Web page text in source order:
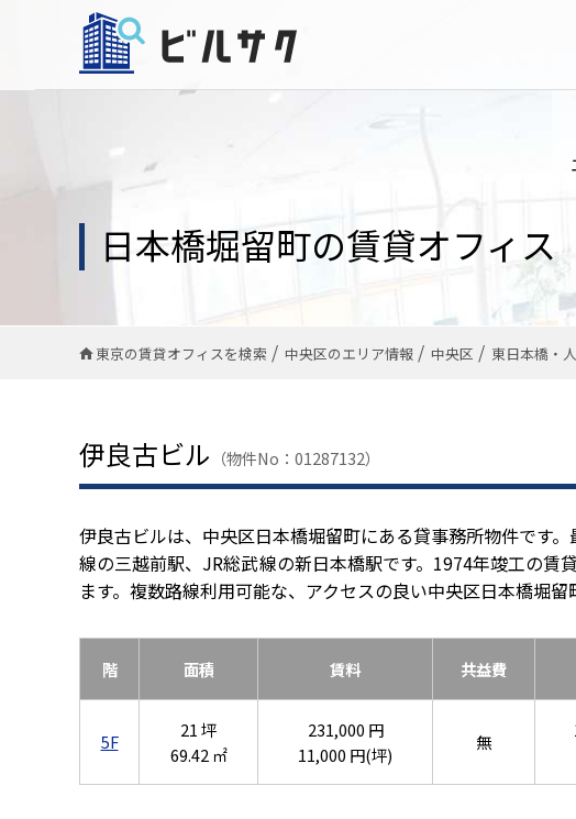
日本橋堀留町の賃貸オフィス
東京の賃貸オフィスを検索 中央区のエリア情報 中央区 東日本橋・
伊良古ビル （物件No：01287132）
伊良古ビルは、中央区日本橋堀留町にある貸事務所物件です
線の三越前駅、JR総武線の新日本橋駅です。1974年竣工の賃
ます。複数路線利用可能な、アクセスの良い中央区日本橋堀留
階 面積 賃料 共益費
5F
21 坪
69.42 ㎡
231,000 円
11,000 円(坪)
無